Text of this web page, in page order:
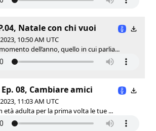
Natale con chi vuoi
10:50 AM UTC
dell’anno, quello in cui parlia...
Ep. 08, Cambiare amici
11:03 AM UTC
età adulta per la prima volta le tue ...